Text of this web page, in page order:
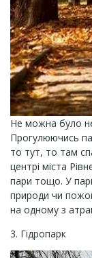
Не можна було
Прогулюючись
то тут, то там
центрі міста
пари тощо. У
природи чи
на одному з
3. Гідропарк